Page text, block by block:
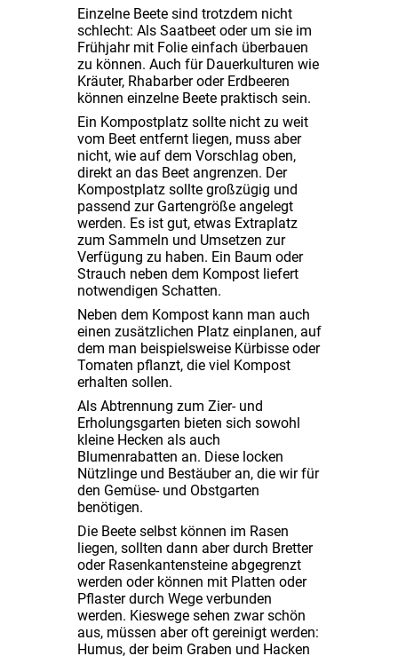
Einzelne Beete sind trotzdem nicht
schlecht: Als Saatbeet oder um sie im
Frühjahr mit Folie einfach überbauen
zu können. Auch für Dauerkulturen wie
Kräuter, Rhabarber oder Erdbeeren
können einzelne Beete praktisch sein.
Ein Kompostplatz sollte nicht zu weit
vom Beet entfernt liegen, muss aber
nicht, wie auf dem Vorschlag oben,
direkt an das Beet angrenzen. Der
Kompostplatz sollte großzügig und
passend zur Gartengröße angelegt
werden. Es ist gut, etwas Extraplatz
zum Sammeln und Umsetzen zur
Verfügung zu haben. Ein Baum oder
Strauch neben dem Kompost liefert
notwendigen Schatten.
Neben dem Kompost kann man auch
einen zusätzlichen Platz einplanen, auf
dem man beispielsweise Kürbisse oder
Tomaten pflanzt, die viel Kompost
erhalten sollen.
Als Abtrennung zum Zier- und
Erholungsgarten bieten sich sowohl
kleine Hecken als auch
Blumenrabatten an. Diese locken
Nützlinge und Bestäuber an, die wir für
den Gemüse- und Obstgarten
benötigen.
Die Beete selbst können im Rasen
liegen, sollten dann aber durch Bretter
oder Rasenkantensteine abgegrenzt
werden oder können mit Platten oder
Pflaster durch Wege verbunden
werden. Kieswege sehen zwar schön
aus, müssen aber oft gereinigt werden:
Humus, der beim Graben und Hacken